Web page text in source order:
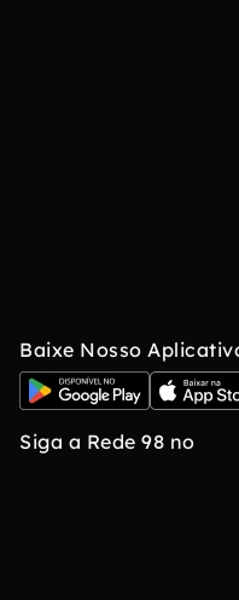
Baixe Nosso
Siga a Rede 98 no